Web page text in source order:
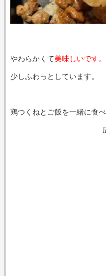
やわらかくて美味しいです。
少しふわっとしています。
鶏つくねとご飯を一緒に食べ